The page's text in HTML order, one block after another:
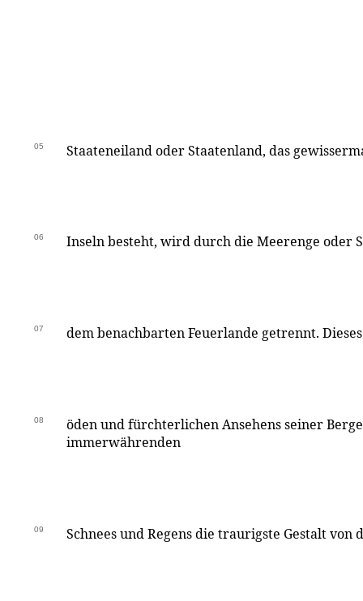
05 Staateneiland oder Staatenland, das
06 Inseln besteht, wird durch die Meerenge oder
07 dem benachbarten Feuerlande getrennt.
08
öden und fürchterlichen Ansehens seiner
immerwährenden
09 Schnees und Regens die traurigste Gestalt von